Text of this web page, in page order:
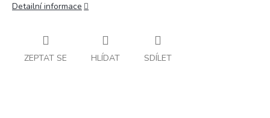
Detailní informace
ZEPTAT SE HLÍDAT SDÍLET